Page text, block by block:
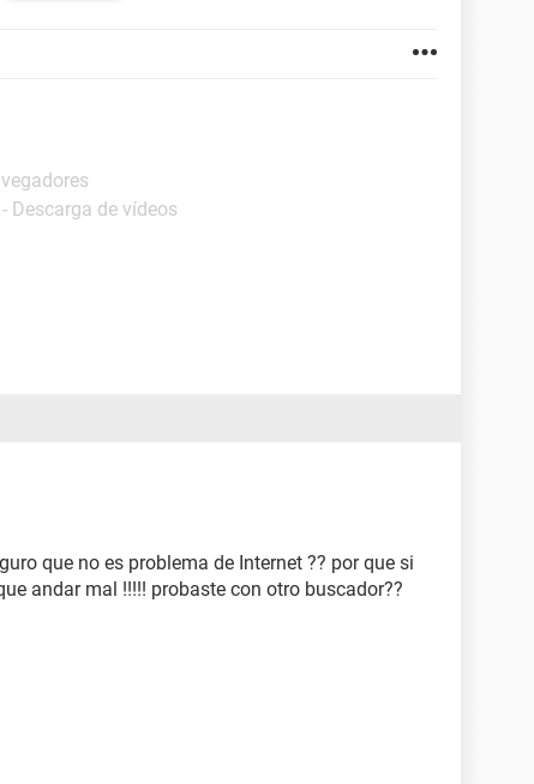
Descarga de vídeos
que no es problema de Internet ?? por que si
andar mal !!!!! probaste con otro buscador??